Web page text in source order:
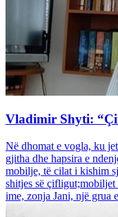
Vladimir Shyti:
Në dhomat e vogla, ku
gjitha dhe hapsira e
mobilje, të cilat i kishim
shitjes së
ime, zonja Jani, një grua